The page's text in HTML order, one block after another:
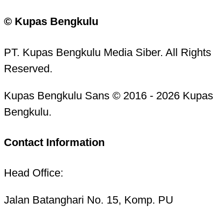
© Kupas Bengkulu
PT. Kupas Bengkulu Media Siber. All Rights
Reserved.
Kupas Bengkulu Sans © 2016 - 2026 Kupas
Bengkulu.
Contact Information
Head Office:
Jalan Batanghari No. 15, Komp. PU